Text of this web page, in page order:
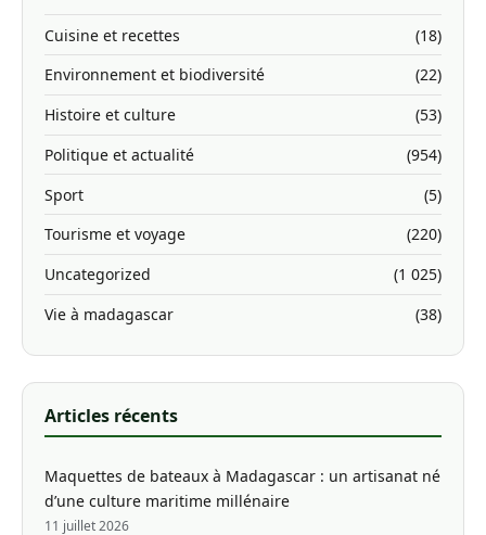
Cuisine et recettes
(18)
Environnement et biodiversité
(22)
Histoire et culture
(53)
Politique et actualité
(954)
Sport
(5)
Tourisme et voyage
(220)
Uncategorized
(1 025)
Vie à madagascar
(38)
Articles récents
Maquettes de bateaux à Madagascar : un artisanat né
d’une culture maritime millénaire
11 juillet 2026